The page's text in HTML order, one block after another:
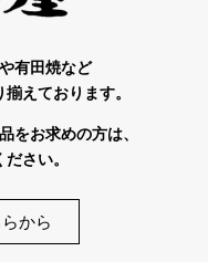
有田焼など
えております。
をお求めの方は、
さい。
から